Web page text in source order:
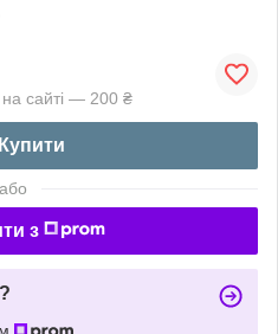
сайті — 200 ₴
Купити
або
з